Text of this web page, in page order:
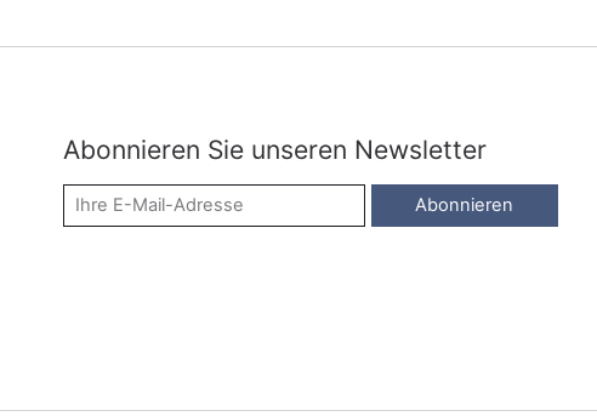
Abonnieren Sie unseren Newsletter
Abonnieren